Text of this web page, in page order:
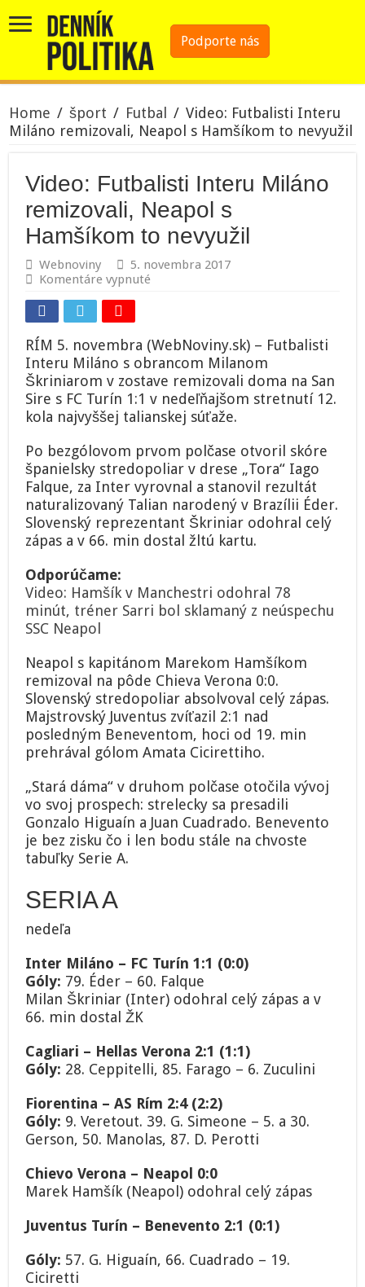
Podporte nás
Home / šport / Futbal / Video: Futbalisti Interu
Miláno remizovali, Neapol s Hamšíkom to nevyužil
Video: Futbalisti Interu Miláno
remizovali, Neapol s
Hamšíkom to nevyužil
Webnoviny
5. novembra 2017
Komentáre vypnuté
Miláno
remizovali,
Neapol
s
Hamšíkom
to
nevyužil
RÍM 5. novembra (WebNoviny.sk) – Futbalisti
Interu Miláno s obrancom Milanom
Škriniarom v zostave remizovali doma na San
Sire s FC Turín 1:1 v nedeľňajšom stretnutí 12.
kola najvyššej talianskej súťaže.
Po bezgólovom prvom polčase otvoril skóre
španielsky stredopoliar v drese „Tora“ Iago
Falque, za Inter vyrovnal a stanovil rezultát
naturalizovaný Talian narodený v Brazílii Éder.
Slovenský reprezentant Škriniar odohral celý
zápas a v 66. min dostal žltú kartu.
Odporúčame:
Video: Hamšík v Manchestri odohral 78
minút, tréner Sarri bol sklamaný z neúspechu
SSC Neapol
Neapol s kapitánom Marekom Hamšíkom
remizoval na pôde Chieva Verona 0:0.
Slovenský stredopoliar absolvoval celý zápas.
Majstrovský Juventus zvíťazil 2:1 nad
posledným Beneventom, hoci od 19. min
prehrával gólom Amata Cicirettiho.
„Stará dáma“ v druhom polčase otočila vývoj
vo svoj prospech: strelecky sa presadili
Gonzalo Higuaín a Juan Cuadrado. Benevento
je bez zisku čo i len bodu stále na chvoste
tabuľky Serie A.
SERIA A
nedeľa
Inter Miláno – FC Turín 1:1 (0:0)
Góly: 79. Éder – 60. Falque
Milan Škriniar (Inter) odohral celý zápas a v
66. min dostal ŽK
Cagliari – Hellas Verona 2:1 (1:1)
Góly: 28. Ceppitelli, 85. Farago – 6. Zuculini
Fiorentina – AS Rím 2:4 (2:2)
Góly: 9. Veretout. 39. G. Simeone – 5. a 30.
Gerson, 50. Manolas, 87. D. Perotti
Chievo Verona – Neapol 0:0
Marek Hamšík (Neapol) odohral celý zápas
Juventus Turín – Benevento 2:1 (0:1)
Góly: 57. G. Higuaín, 66. Cuadrado – 19.
Ciciretti